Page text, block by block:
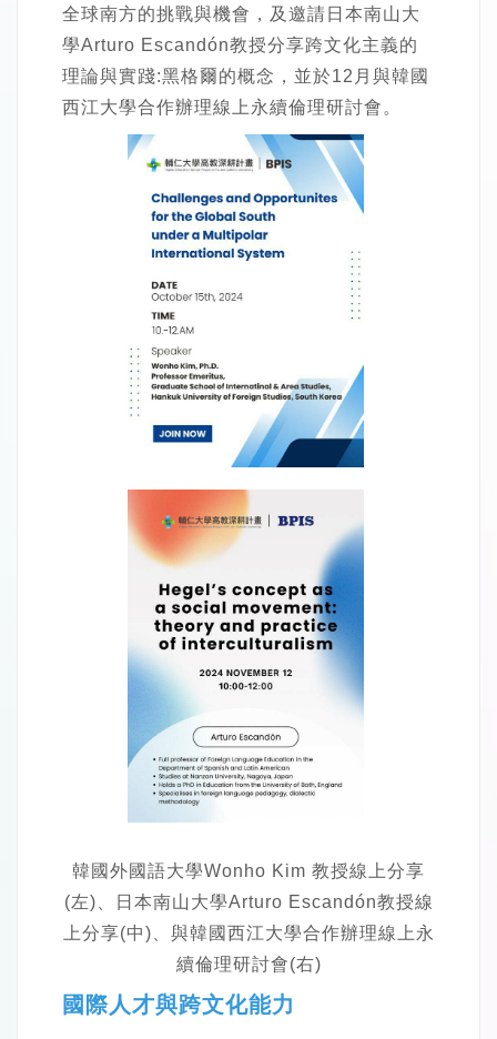
全球南方的挑戰與機會，及邀請日本南山大
學Arturo Escandón教授分享跨文化主義的
理論與實踐:黑格爾的概念，並於12月與韓國
西江大學合作辦理線上永續倫理研討會。
韓國外國語大學Wonho Kim 教授線上分享
(左)、日本南山大學Arturo Escandón教授線
上分享(中)、與韓國西江大學合作辦理線上永
續倫理研討會(右)
國際人才與跨文化能力